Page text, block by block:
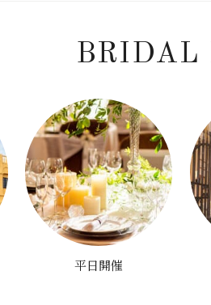
BRIDAL
平日開催